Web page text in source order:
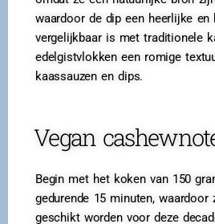
waardoor de dip een heerlijke
vergelijkbaar is met traditionele
edelgistvlokken een romige
kaassauzen en dips.
Vegan
Begin met het koken van 150
gedurende 15 minuten,
geschikt worden voor deze